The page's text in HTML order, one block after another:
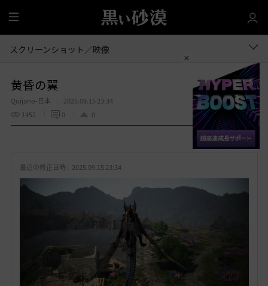
全
体
スクリーンショット／映像
黄昏の翼
Quijano-日本
2025.09.15 23:34
1452
0 0
お 共有する
最近の修正日時 : 2025.09.15 23:34